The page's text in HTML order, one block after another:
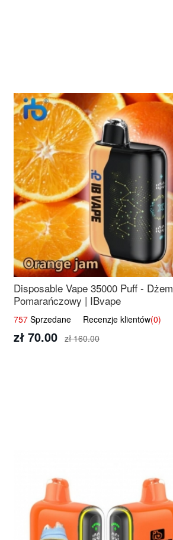
Disposable Vape 35000 Puff - Dżem
Pomarańczowy | IBvape
757 Sprzedane Recenzje klientów(0)
zł 70.00 zł 160.00